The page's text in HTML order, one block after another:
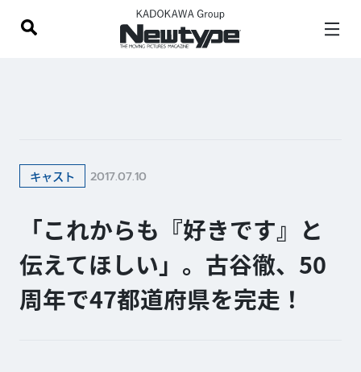
キャスト 2017.07.10
「これからも『好きです』と
伝えてほしい」。古谷徹、50
周年で47都道府県を完走！